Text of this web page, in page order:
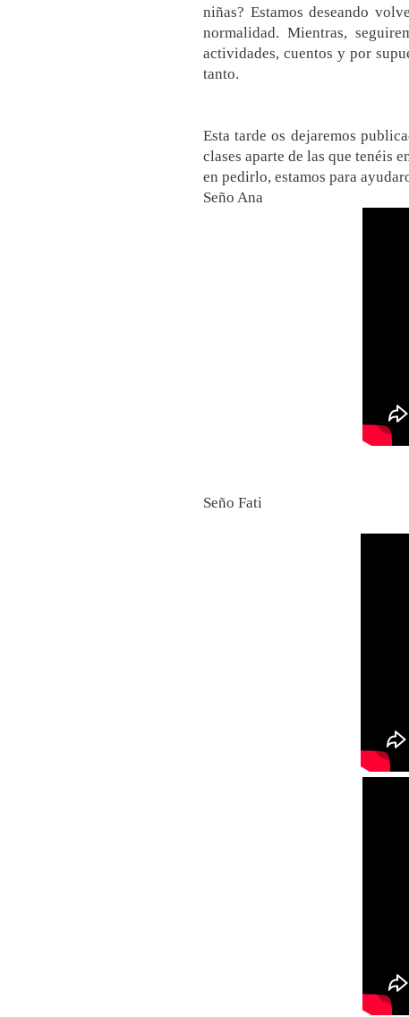
niñas? Estamos deseando
normalidad. Mientras,
actividades, cuentos y por
tanto.
Esta tarde os dejaremos
clases aparte de las que tenéis
en pedirlo, estamos para
Seño Ana
Seño Fati